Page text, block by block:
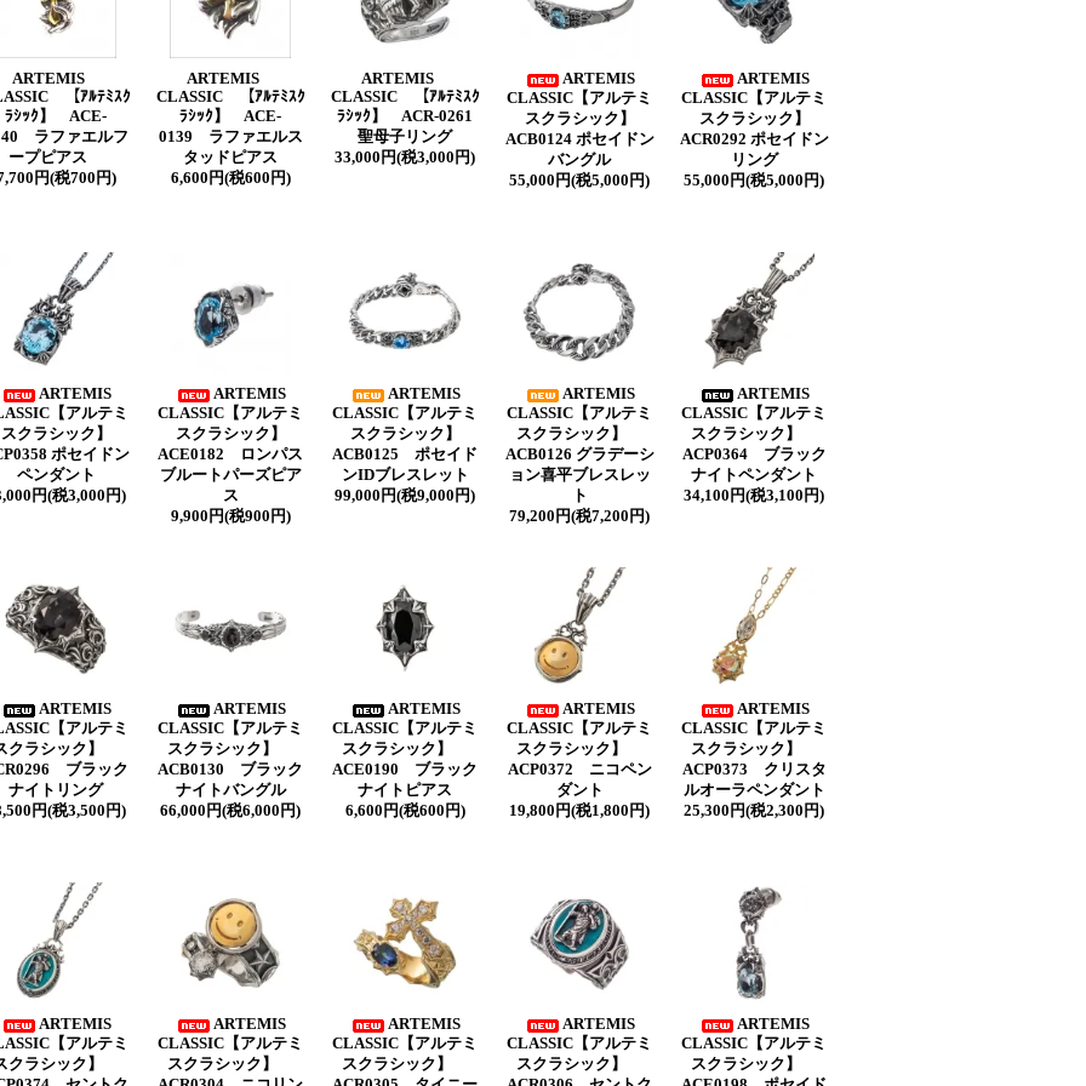
ARTEMIS
【ｱﾙﾃﾐｽｸ
ﾗｼｯｸ】 ACE-
ラファエルフ
ープピアス
円(税700円)
ARTEMIS
CLASSIC 【ｱﾙﾃﾐｽｸ
ﾗｼｯｸ】 ACE-
0139 ラファエルス
タッドピアス
6,600円(税600円)
ARTEMIS
CLASSIC 【ｱﾙﾃﾐｽｸ
ﾗｼｯｸ】 ACR-0261
聖母子リング
33,000円(税3,000円)
ARTEMIS
CLASSIC【アルテミ
スクラシック】
ACB0124 ポセイドン
バングル
55,000円(税5,000円)
ARTEMIS
CLASSIC【アルテミ
スクラシック】
ACR0292 ポセイドン
リング
55,000円(税5,000円)
ARTEMIS
【アルテミ
スクラシック】
ポセイドン
ペンダント
円(税3,000円)
ARTEMIS
CLASSIC【アルテミ
スクラシック】
ACE0182 ロンパス
ブルートパーズピア
ス
9,900円(税900円)
ARTEMIS
CLASSIC【アルテミ
スクラシック】
ACB0125 ポセイド
ンIDブレスレット
99,000円(税9,000円)
ARTEMIS
CLASSIC【アルテミ
スクラシック】
ACB0126 グラデーシ
ョン喜平ブレスレッ
ト
79,200円(税7,200円)
ARTEMIS
CLASSIC【アルテミ
スクラシック】
ACP0364 ブラック
ナイトペンダント
34,100円(税3,100円)
ARTEMIS
【アルテミ
クラシック】
ブラック
ナイトリング
円(税3,500円)
ARTEMIS
CLASSIC【アルテミ
スクラシック】
ACB0130 ブラック
ナイトバングル
66,000円(税6,000円)
ARTEMIS
CLASSIC【アルテミ
スクラシック】
ACE0190 ブラック
ナイトピアス
6,600円(税600円)
ARTEMIS
CLASSIC【アルテミ
スクラシック】
ACP0372 ニコペン
ダント
19,800円(税1,800円)
ARTEMIS
CLASSIC【アルテミ
スクラシック】
ACP0373 クリスタ
ルオーラペンダント
25,300円(税2,300円)
ARTEMIS
【アルテミ
クラシック】
ARTEMIS
CLASSIC【アルテミ
スクラシック】
ARTEMIS
CLASSIC【アルテミ
スクラシック】
ARTEMIS
CLASSIC【アルテミ
スクラシック】
ARTEMIS
CLASSIC【アルテミ
スクラシック】